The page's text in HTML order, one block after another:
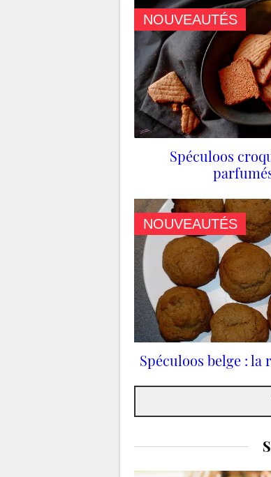
NOUVEAUTÉS
Spéculoos
NOUVEAUTÉS
Spéculoos belge : la